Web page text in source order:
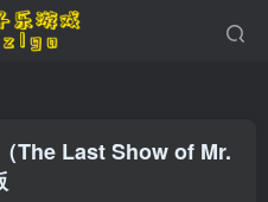
The Last Show of Mr.